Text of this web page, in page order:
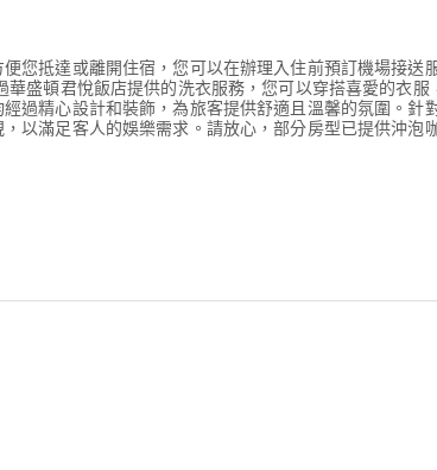
您抵達或離開住宿，您可以在辦理入住前預訂機場接
盛頓君悅飯店提供的洗衣服務，您可以穿搭喜愛的衣
過精心設計和裝飾，為旅客提供舒適且溫馨的氛圍。針
以滿足客人的娛樂需求。請放心，部分房型已提供沖泡